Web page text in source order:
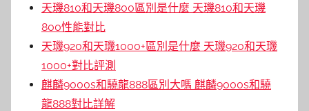
天璣810和天璣800區別是什麼 天璣810和天璣
800性能對比
天璣920和天璣1000+區別是什麼 天璣920和天璣
1000+對比評測
麒麟9000s和驍龍888區別大嗎 麒麟9000s和驍
龍888對比詳解